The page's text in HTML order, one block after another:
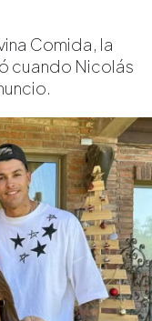
Comida, la
cuando Nicolás